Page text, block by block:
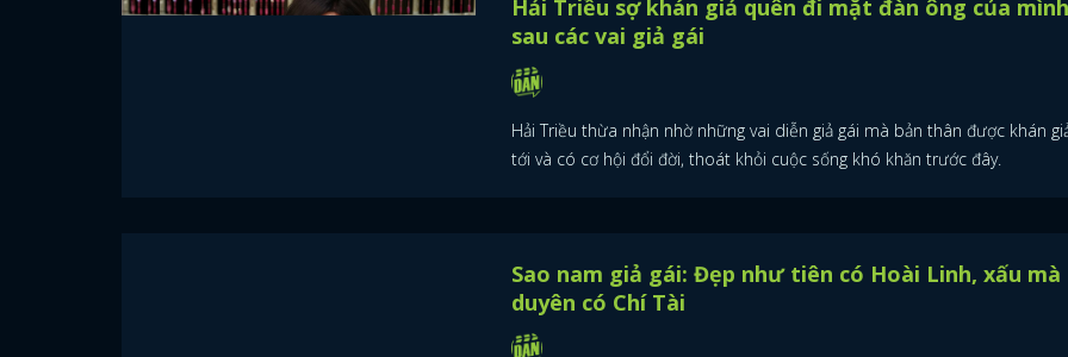
Hải Triều sợ khán giả quên đi mặt đàn ông của mình
sau các vai giả gái
Hải Triều thừa nhận nhờ những vai diễn giả gái mà bản thân được khán
tới và có cơ hội đổi đời, thoát khỏi cuộc sống khó khăn trước đây.
Sao nam giả gái: Đẹp như tiên có Hoài Linh, xấu mà
duyên có Chí Tài